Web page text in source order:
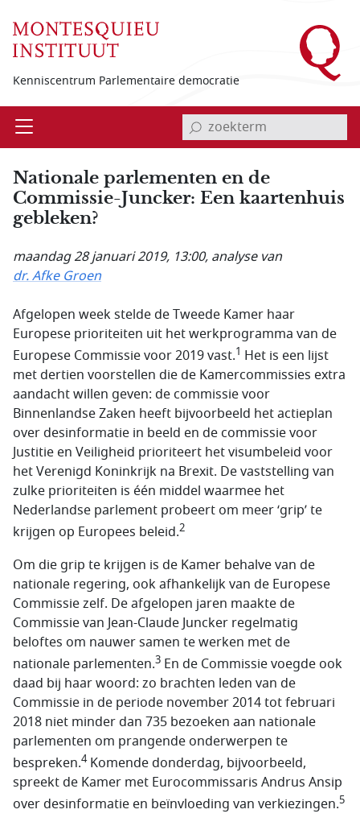
Kenniscentrum Parlementaire democratie
Open invoerveld zoekterm
Nationale parlementen en de
Commissie-Juncker: Een kaartenhuis
gebleken?
maandag 28 januari 2019, 13:00, analyse van
dr. Afke Groen
Afgelopen week stelde de Tweede Kamer haar
Europese prioriteiten uit het werkprogramma van de
Europese Commissie voor 2019 vast.1 Het is een lijst
met dertien voorstellen die de Kamercommissies extra
aandacht willen geven: de commissie voor
Binnenlandse Zaken heeft bijvoorbeeld het actieplan
over desinformatie in beeld en de commissie voor
Justitie en Veiligheid prioriteert het visumbeleid voor
het Verenigd Koninkrijk na Brexit. De vaststelling van
zulke prioriteiten is één middel waarmee het
Nederlandse parlement probeert om meer ‘grip’ te
krijgen op Europees beleid.2
Om die grip te krijgen is de Kamer behalve van de
nationale regering, ook afhankelijk van de Europese
Commissie zelf. De afgelopen jaren maakte de
Commissie van Jean-Claude Juncker regelmatig
beloftes om nauwer samen te werken met de
nationale parlementen.3 En de Commissie voegde ook
daad bij haar woord: zo brachten leden van de
Commissie in de periode november 2014 tot februari
2018 niet minder dan 735 bezoeken aan nationale
parlementen om prangende onderwerpen te
bespreken.4Komende donderdag, bijvoorbeeld,
spreekt de Kamer met Eurocommissaris Andrus Ansip
over desinformatie en beïnvloeding van verkiezingen.5